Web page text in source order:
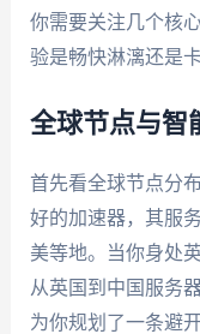
你需要关注几个核
验是畅快淋漓还是卡
全球节点与智
首先看全球节点分
好的加速器，其服
美等地。当你身处
从英国到中国服务
为你规划了一条避